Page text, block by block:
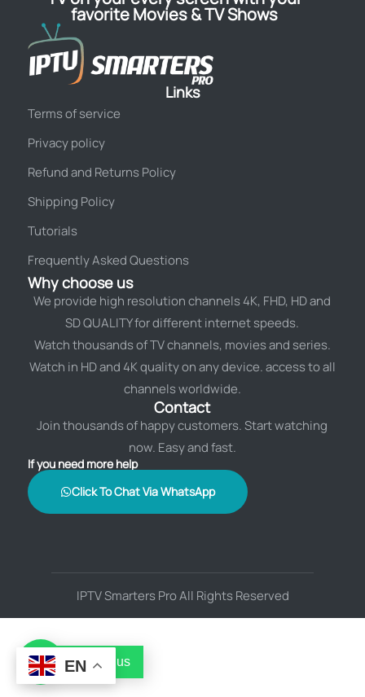
favorite Movies & TV Shows
Links
Terms of service
Privacy policy
Refund and Returns Policy
Shipping Policy
Tutorials
Frequently Asked Questions
Why choose us
We provide high resolution channels 4K, FHD, HD and
SD QUALITY for different internet speeds.
Watch thousands of TV channels, movies and series.
Watch in HD and 4K quality on any device. access to all
channels worldwide.
Contact
Join thousands of happy customers. Start watching
now. Easy and fast.
If you need more help
Click To Chat Via WhatsApp
IPTV Smarters Pro All Rights Reserved
EN
Contact us